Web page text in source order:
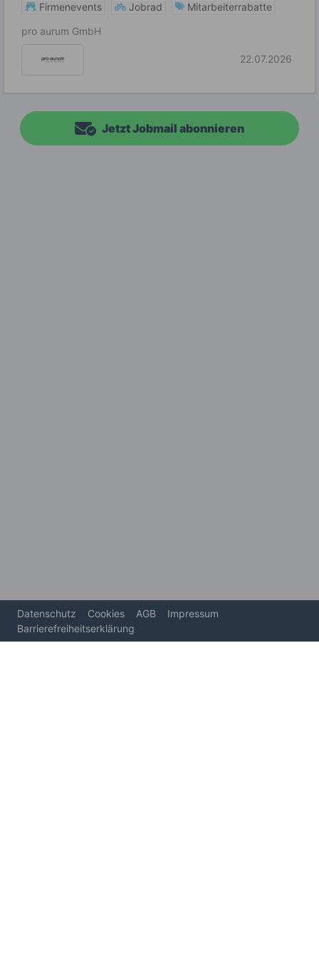
Firmenevents
Jobrad
Mitarbeiterrabatte
pro aurum GmbH
22.07.2026
Jetzt Jobmail abonnieren
Datenschutz Cookies AGB
Impressum
Barrierefreiheitserklärung